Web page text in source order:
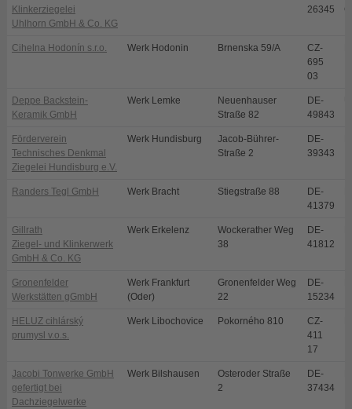
Klinkerziegelei
Uhlhorn GmbH & Co. KG
26345
Cihelna Hodonín s.r.o. Werk Hodonin Brnenska 59/A
CZ-
695
03
Deppe Backstein-
Keramik GmbH
Werk Lemke
Neuenhauser
Straße 82
DE-
49843
Förderverein
Technisches Denkmal
Ziegelei Hundisburg e.V.
Werk Hundisburg
Jacob-Bührer-
Straße 2
DE-
39343
Randers Tegl GmbH Werk Bracht Stiegstraße 88
DE-
41379
Gillrath
Ziegel- und Klinkerwerk
GmbH & Co. KG
Werk Erkelenz
Wockerather Weg
38
DE-
41812
Gronenfelder
Werkstätten gGmbH
Werk Frankfurt
(Oder)
Gronenfelder Weg
22
DE-
15234
HELUZ cihlárský
prumysl v.o.s.
Werk Libochovice Pokorného 810
CZ-
411
17
Jacobi Tonwerke GmbH
gefertigt bei
Dachziegelwerke
Werk Bilshausen
Osteroder Straße
2
DE-
37434